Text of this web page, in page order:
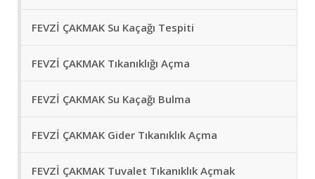
FEVZİ ÇAKMAK Su Kaçağı Tespiti
FEVZİ ÇAKMAK Tıkanıklığı Açma
FEVZİ ÇAKMAK Su Kaçağı Bulma
FEVZİ ÇAKMAK Gider Tıkanıklık Açma
FEVZİ ÇAKMAK Tuvalet Tıkanıklık Açmak